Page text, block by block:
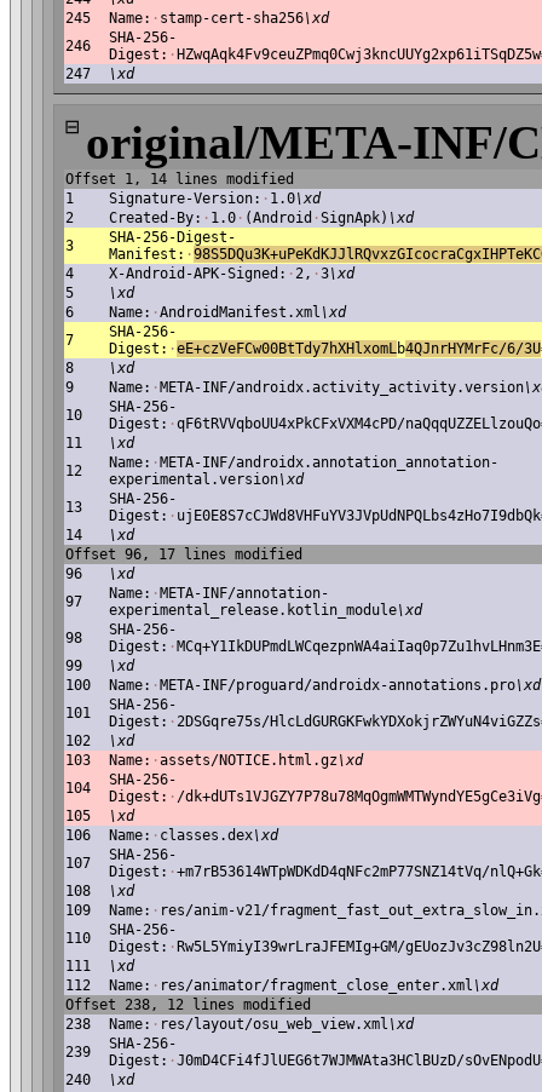
245
Name: · stamp-cert-sha256\xd
246
SHA-256-
Digest: ·
247
\xd
⊟ original/META-INF/
Offset 1, 14 lines modified
1
Signature-Version: · 1.0\xd
2
Created-By: · 1.0 · (Android ·SignApk) \xd
3
SHA-256-Digest-
Manifest: ·
4
X-Android-APK-Signed: ·2, ·3\xd
5
\xd
6
Name: ·AndroidManifest.xml \xd
7
SHA-256-
Digest: ·eE+czVeFCw00BtTdy7hXHlxomLb4QJnrHYMrFc/6/3U
8
\xd
9
Name: · META-INF/androidx.activity_activity.version
10
SHA-256-
Digest: ·qF6tRVVqboUU4xPkCFxVXM4cPD/
11
\xd
12
Name: · META-INF/androidx.annotation_annotation-
experimental.version\xd
13
SHA-256-
Digest: ·
14
\xd
Offset 96, 17 lines modified
96
\xd
97
Name: · META-INF/annotation-
experimental_release.kotlin_module\xd
98
SHA-256-
Digest: ·
99
\xd
100
Name: · META-INF/proguard/androidx-annotations.pro\xd
101
SHA-256-
Digest: ·2DSGqre75s/
102
\xd
103
Name: ·assets/NOTICE.html.gz\xd
104
SHA-256-
Digest: · /
105
\xd
106
Name: · classes.dex\xd
107
SHA-256-
Digest: ·+m7rB53614WTpWDKdD4qNFc2mP77SNZ14tVq/
108
\xd
109
Name: · res/anim-v21/
110
SHA-256-
Digest: · Rw5L5YmiyI39wrLraJFEMIg+GM/
111
\xd
112
Name: · res/animator/fragment_close_enter.xml \xd
Offset 238, 12 lines modified
238
Name: · res/layout/osu_web_view.xml \xd
239
SHA-256-
Digest: ·J0mD4CFi4fJlUEG6t7WJMWAta3HClBUzD/
240
\xd